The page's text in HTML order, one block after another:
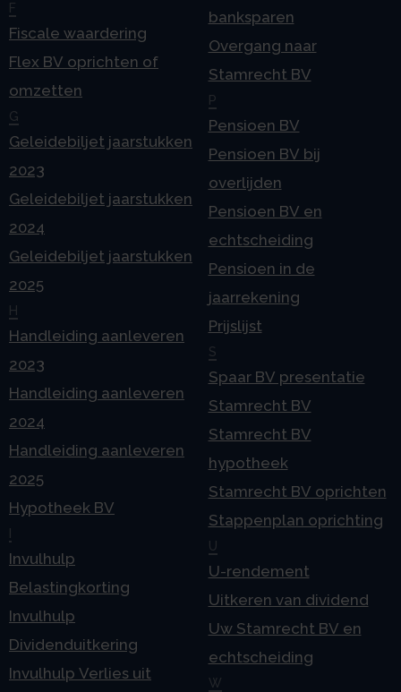
F
Fiscale waardering
Flex BV oprichten of
omzetten
G
Geleidebiljet jaarstukken
2023
Geleidebiljet jaarstukken
2024
Geleidebiljet jaarstukken
2025
H
Handleiding aanleveren
2023
Handleiding aanleveren
2024
Handleiding aanleveren
2025
Hypotheek BV
Invulhulp
Belastingkorting
Invulhulp
Dividenduitkering
Invulhulp Verlies uit
banksparen
Overgang naar
Stamrecht BV
P
Pensioen BV
Pensioen BV bij
overlijden
Pensioen BV en
echtscheiding
Pensioen in de
jaarrekening
Prijslijst
S
Spaar BV presentatie
Stamrecht BV
Stamrecht BV
hypotheek
Stamrecht BV oprichten
Stappenplan oprichting
U
U-rendement
Uitkeren van dividend
Uw Stamrecht BV en
echtscheiding
W